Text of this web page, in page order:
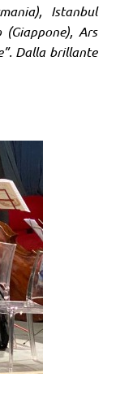
Istanbul
Ars
Dalla brillante